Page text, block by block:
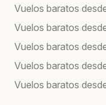
Vuelos baratos
Vuelos baratos
Vuelos baratos
Vuelos baratos
Vuelos baratos